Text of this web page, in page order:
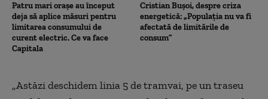
Patru mari orașe au început
deja să aplice măsuri pentru
limitarea consumului de
curent electric. Ce va face
Capitala
Cristian Bușoi, despre criza
energetică: „Populația nu va fi
afectată de limitările de
consum”
„Astăzi deschidem linia 5 de tramvai, pe un traseu